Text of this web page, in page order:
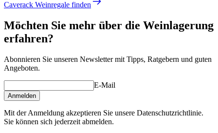
Caverack Weinregale finden
Möchten Sie mehr über die Weinlagerung
erfahren?
Abonnieren Sie unseren Newsletter mit Tipps, Ratgebern und guten
Angeboten.
E-Mail
Anmelden
Mit der Anmeldung akzeptieren Sie unsere Datenschutzrichtlinie.
Sie können sich jederzeit abmelden.